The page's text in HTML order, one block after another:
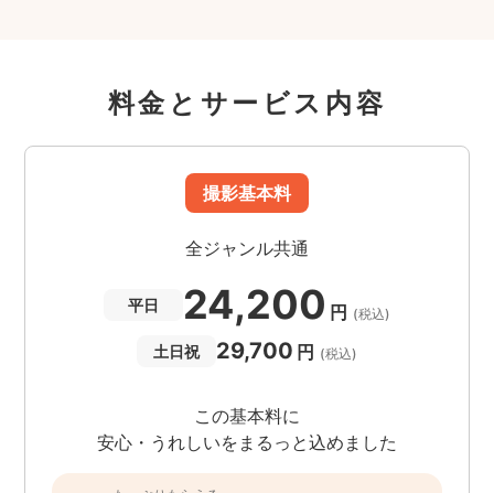
料金とサービス内容
撮影基本料
全ジャンル共通
平日 24,200 円 (税込)
土日祝 29,700 円 (税込)
この基本料に
安心・うれしいをまるっと込めました